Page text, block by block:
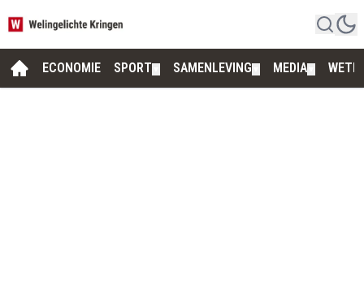
ECONOMIE SPORT SAMENLEVING MEDIA